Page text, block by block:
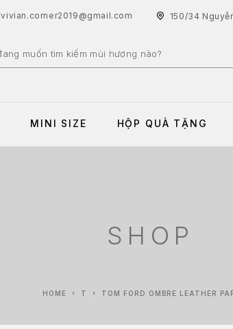
vivian.corner2019@gmail.com 150/34
MINI SIZE HỘP QUÀ TẶNG
SHOP
HOME T TOM FORD OMBRE LEATHER